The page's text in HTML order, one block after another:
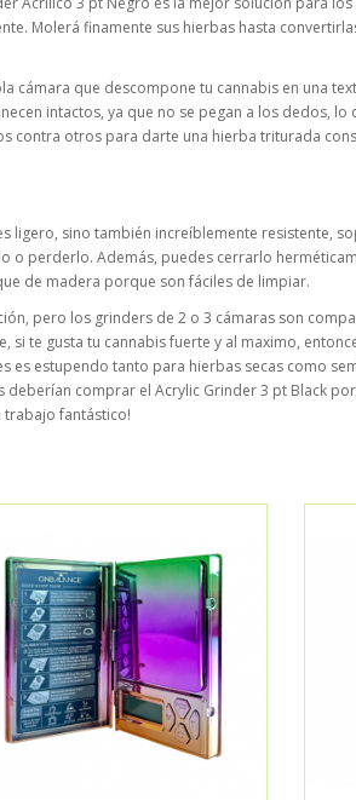
Molerá finamente sus hierbas hasta
cámara que descompone tu cannabis en una
intactos, ya que no se pegan a los dedos,
contra otros para darte una hierba triturada
ligero, sino también increíblemente resistente,
perderlo. Además, puedes cerrarlo
de madera porque son fáciles de limpiar.
pero los grinders de 2 o 3 cámaras son
si te gusta tu cannabis fuerte y al maximo,
estupendo tanto para hierbas secas como
comprar el Acrylic Grinder 3 pt Black
trabajo fantástico!